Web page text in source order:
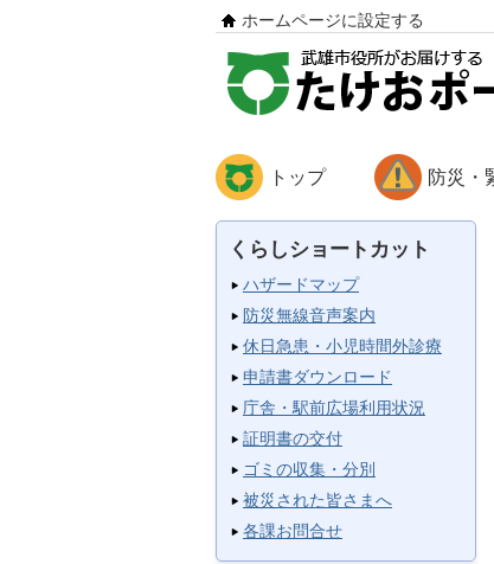
ホームページに設定する
トップ 防災・
くらしショートカット
ハザードマップ
防災無線音声案内
休日急患・小児時間外診療
申請書ダウンロード
庁舎・駅前広場利用状況
証明書の交付
ゴミの収集・分別
被災された皆さまへ
各課お問合せ